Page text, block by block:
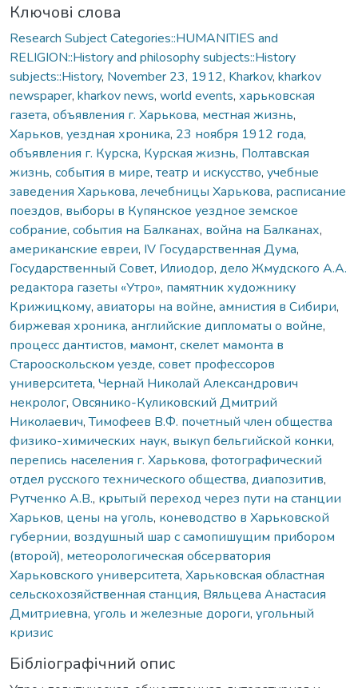
Ключові слова
Research Subject Categories::HUMANITIES and
RELIGION::History and philosophy subjects::History
subjects::History, November 23, 1912, Kharkov, kharkov
newspaper, kharkov news, world events, харьковская
газета, объявления г. Харькова, местная жизнь,
Харьков, уездная хроника, 23 ноября 1912 года,
объявления г. Курска, Курская жизнь, Полтавская
жизнь, события в мире, театр и искусство, учебные
заведения Харькова, лечебницы Харькова, расписание
поездов, выборы в Купянское уездное земское
собрание, события на Балканах, война на Балканах,
американские евреи, IV Государственная Дума,
Государственный Совет, Илиодор, дело Жмудского А.А.
редактора газеты «Утро», памятник художнику
Крижицкому, авиаторы на войне, амнистия в Сибири,
биржевая хроника, английские дипломаты о войне,
процесс дантистов, мамонт, скелет мамонта в
Старооскольском уезде, совет профессоров
университета, Чернай Николай Александрович
некролог, Овсянико-Куликовский Дмитрий
Николаевич,Тимофеев В.Ф. почетный член общества
физико-химических наук, выкуп бельгийской конки,
перепись населения г. Харькова, фотографический
отдел русского технического общества, диапозитив,
Рутченко А.В., крытый переход через пути на станции
Харьков, цены на уголь, коневодство в Харьковской
губернии, воздушный шар с самопишущим прибором
(второй), метеорологическая обсерватория
Харьковского университета, Харьковская областная
сельскохозяйственная станция, Вяльцева Анастасия
Дмитриевна, уголь и железные дороги, угольный
кризис
Бібліографічний опис